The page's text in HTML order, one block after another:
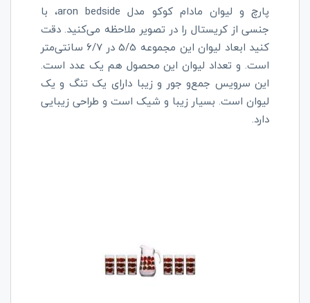
پارچ و لیوان مادام کوکو مدلaron bedside
، با
جنسی از کریستال را در تصویر ملاحظه می‌کنید. دقت
کنید ابعاد لیوان این مجموعه 5/5 در 6/7 سانتی‌متر
است. و تعداد لیوان این محصول هم یک عدد است.
این سرویس جمع‌و جور و زیبا دارای یک تنگ و یک
لیوان است. بسیار زیبا و شیک است و طراحی زیبایی
دارد.